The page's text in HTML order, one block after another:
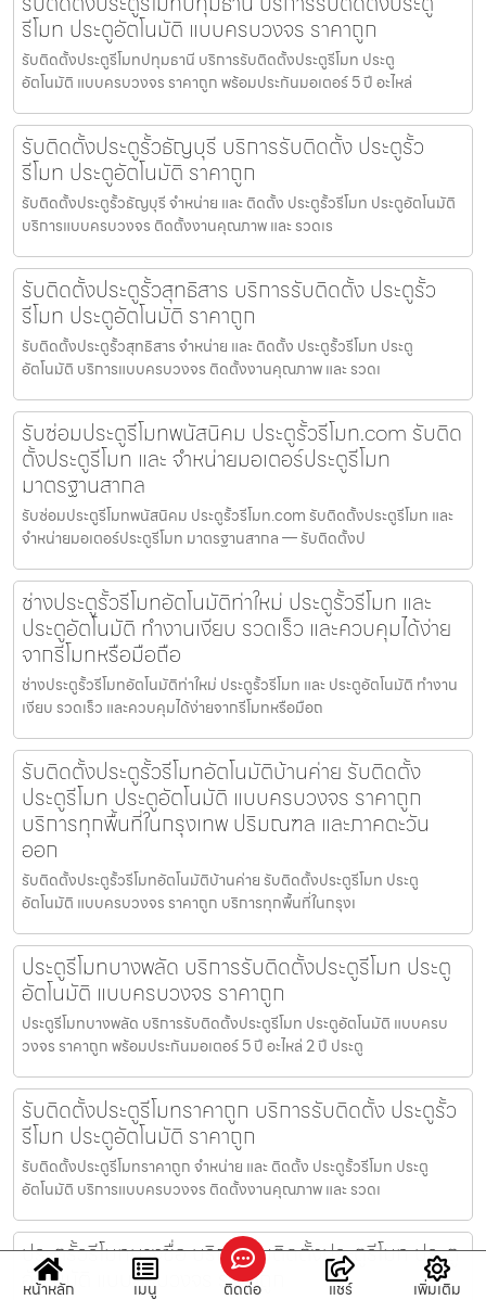
รีโมท ประตูอัตโนมัติ แบบครบวงจร ราคาถูก
รับติดตั้งประตูรีโมทปทุมธานี บริการรับติดตั้งประตูรีโมท ประตู
อัตโนมัติ แบบครบวงจร ราคาถูก พร้อมประกันมอเตอร์ 5 ปี อะไหล่
รับติดตั้งประตูรั้วธัญบุรี บริการรับติดตั้ง ประตูรั้ว
รีโมท ประตูอัตโนมัติ ราคาถูก
รับติดตั้งประตูรั้วธัญบุรี จำหน่าย และ ติดตั้ง ประตูรั้วรีโมท ประตูอัตโนมัติ
บริการแบบครบวงจร ติดตั้งงานคุณภาพ และ รวดเร
รับติดตั้งประตูรั้วสุทธิสาร บริการรับติดตั้ง ประตูรั้ว
รีโมท ประตูอัตโนมัติ ราคาถูก
รับติดตั้งประตูรั้วสุทธิสาร จำหน่าย และ ติดตั้ง ประตูรั้วรีโมท ประตู
อัตโนมัติ บริการแบบครบวงจร ติดตั้งงานคุณภาพ และ รวดเ
รับซ่อมประตูรีโมทพนัสนิคม ประตูรั้วรีโมท.com รับติด
ตั้งประตูรีโมท และ จำหน่ายมอเตอร์ประตูรีโมท
มาตรฐานสากล
รับซ่อมประตูรีโมทพนัสนิคม ประตูรั้วรีโมท.com รับติดตั้งประตูรีโมท และ
จำหน่ายมอเตอร์ประตูรีโมท มาตรฐานสากล — รับติดตั้งป
ช่างประตูรั้วรีโมทอัตโนมัติท่าใหม่ ประตูรั้วรีโมท และ
ประตูอัตโนมัติ ทำงานเงียบ รวดเร็ว และควบคุมได้ง่าย
จากรีโมทหรือมือถือ
ช่างประตูรั้วรีโมทอัตโนมัติท่าใหม่ ประตูรั้วรีโมท และ ประตูอัตโนมัติ ทำงาน
เงียบ รวดเร็ว และควบคุมได้ง่ายจากรีโมทหรือมือถ
รับติดตั้งประตูรั้วรีโมทอัตโนมัติบ้านค่าย รับติดตั้ง
ประตูรีโมท ประตูอัตโนมัติ แบบครบวงจร ราคาถูก
บริการทุกพื้นที่ในกรุงเทพ ปริมณฑล และภาคตะวัน
ออก
รับติดตั้งประตูรั้วรีโมทอัตโนมัติบ้านค่าย รับติดตั้งประตูรีโมท ประตู
อัตโนมัติ แบบครบวงจร ราคาถูก บริการทุกพื้นที่ในกรุงเ
ประตูรีโมทบางพลัด บริการรับติดตั้งประตูรีโมท ประตู
อัตโนมัติ แบบครบวงจร ราคาถูก
ประตูรีโมทบางพลัด บริการรับติดตั้งประตูรีโมท ประตูอัตโนมัติ แบบครบ
วงจร ราคาถูก พร้อมประกันมอเตอร์ 5 ปี อะไหล่ 2 ปี ประตู
รับติดตั้งประตูรีโมทราคาถูก บริการรับติดตั้ง ประตูรั้ว
รีโมท ประตูอัตโนมัติ ราคาถูก
รับติดตั้งประตูรีโมทราคาถูก จำหน่าย และ ติดตั้ง ประตูรั้วรีโมท ประตู
อัตโนมัติ บริการแบบครบวงจร ติดตั้งงานคุณภาพ และ รวดเ
ประตูรั้วรีโมทบางซื่อ บริการรับติดตั้งประตูรีโมท ประตู
อัตโนมัติ แบบครบวงจร ราคาถูก
หน้าหลัก เมนู ติดต่อ แชร์ เพิ่มเติม